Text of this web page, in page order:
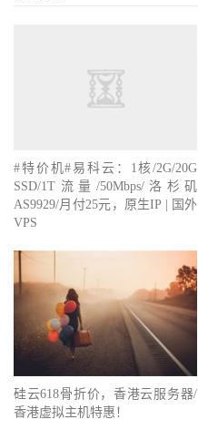
#特价机#易科云：1核/2G/20G
SSD/1T流量/50Mbps/洛杉矶
AS9929/月付25元，原生IP | 国外
VPS
硅云618骨折价，香港云服务器/
香港虚拟主机特惠！